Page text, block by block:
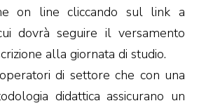
on line cliccando sul link a
dovrà seguire il versamento
alla giornata di studio.
di settore che con una
didattica assicurano un